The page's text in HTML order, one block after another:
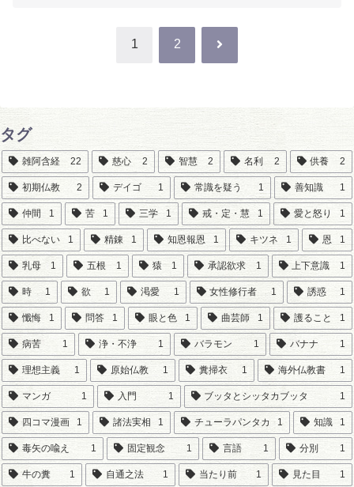
1 2 次
タグ
雑阿含経 22 慈心 2 智慧 2 名利 2 供養 2
初期仏教 2 デイゴ 1 常識を疑う 1 善知識 1
仲間 1 苦 1 三学 1 戒・定・慧 1 愛と怒り 1
比べない 1 精錬 1 知恩報恩 1 キツネ 1 恩 1
乳母 1 五根 1 猿 1 承認欲求 1 上下意識 1
時 1 欲 1 渇愛 1 女性修行者 1 誘惑 1
懺悔 1 問答 1 眼と色 1 曲芸師 1 護ること 1
病苦 1 浄・不浄 1 バラモン 1 バナナ 1
理想主義 1 原始仏教 1 糞掃衣 1 海外仏教書 1
マンガ 1 入門 1 ブッタとシッタカブッタ 1
四コマ漫画 1 諸法実相 1 チューラパンタカ 1 知識 1
毒矢の喩え 1 固定観念 1 言語 1 分別 1
牛の糞 1 自通之法 1 当たり前 1 見た目 1